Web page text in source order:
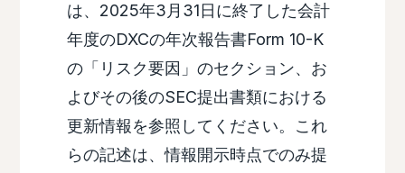
は、2025年3月31日に終了した会計
年度のDXCの年次報告書Form 10-K
の「リスク要因」のセクション、お
よびその後のSEC提出書類における
更新情報を参照してください。これ
らの記述は、情報開示時点でのみ提